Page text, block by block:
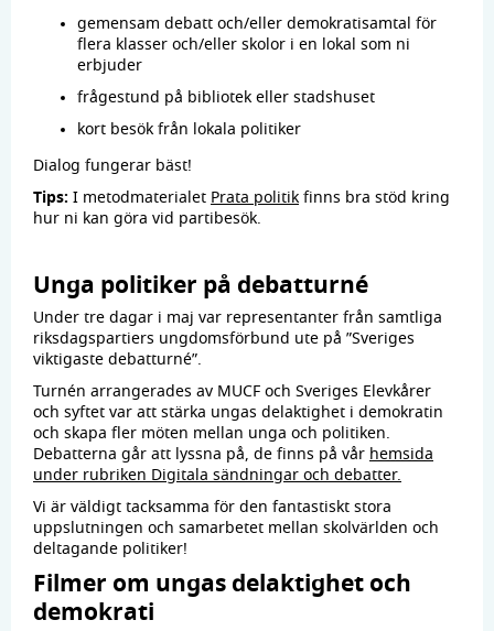
gemensam debatt och/eller demokratisamtal för
flera klasser och/eller skolor i en lokal som ni
erbjuder
frågestund på bibliotek eller stadshuset
kort besök från lokala politiker
Dialog fungerar bäst!
Tips: I metodmaterialet Prata politikfinns bra stöd kring
hur ni kan göra vid partibesök.
Unga politiker på debatturné
Under tre dagar i maj var representanter från samtliga
riksdagspartiers ungdomsförbund ute på ”Sveriges
viktigaste debatturné”.
Turnén arrangerades av MUCF och Sveriges Elevkårer
och syftet var att stärka ungas delaktighet i demokratin
och skapa fler möten mellan unga och politiken.
Debatterna går att lyssna på, de finns på vår hemsida
under rubriken Digitala sändningar och debatter.
Vi är väldigt tacksamma för den fantastiskt stora
uppslutningen och samarbetet mellan skolvärlden och
deltagande politiker!
Filmer om ungas delaktighet och
demokrati